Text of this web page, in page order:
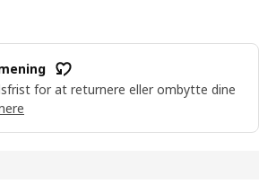
for at returnere eller ombytte dine